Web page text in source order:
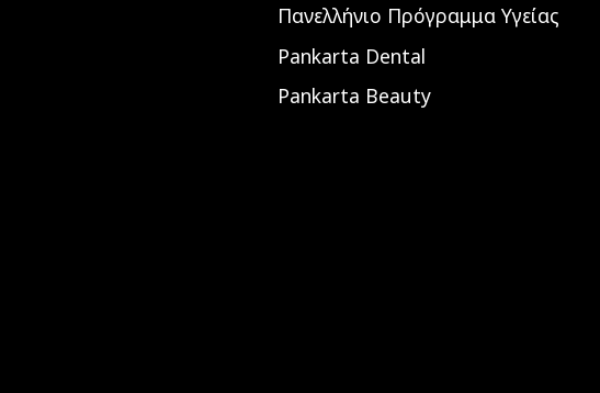
Πανελλήνιο Πρόγραμμα Υγείας
Pankarta Dental
Pankarta Beauty